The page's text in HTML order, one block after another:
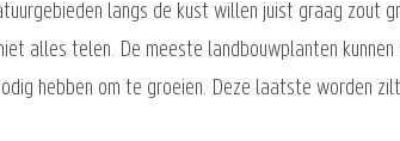
langs de kust willen juist graag zout
alles telen. De meeste landbouwplanten
hebben om te groeien. Deze laatste worden